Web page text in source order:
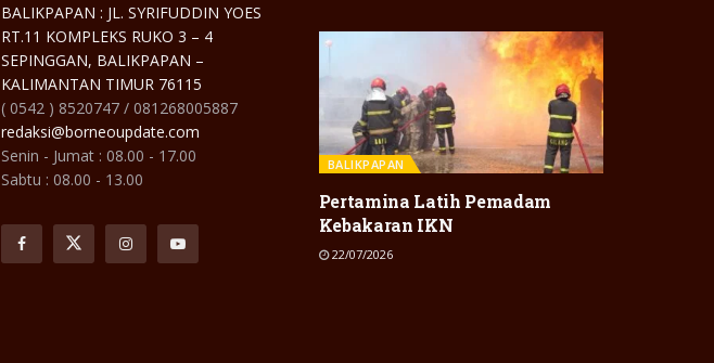
BALIKPAPAN : JL. SYRIFUDDIN YOES
RT.11 KOMPLEKS RUKO 3 – 4
SEPINGGAN, BALIKPAPAN –
KALIMANTAN TIMUR 76115
( 0542 ) 8520747 / 081268005887
redaksi@borneoupdate.com
Senin - Jumat : 08.00 - 17.00
Sabtu : 08.00 - 13.00
BALIKPAPAN
Pertamina Latih Pemadam
Kebakaran IKN
22/07/2026